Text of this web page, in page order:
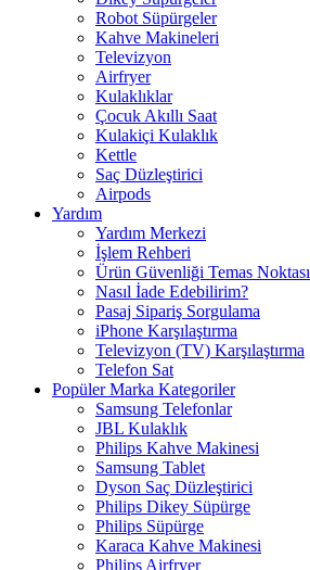
Robot Süpürgeler
Kahve Makineleri
Televizyon
Airfryer
Kulaklıklar
Çocuk Akıllı Saat
Kulakiçi Kulaklık
Kettle
Saç Düzleştirici
Airpods
Yardım
Yardım Merkezi
İşlem Rehberi
Ürün Güvenliği Temas Noktası
Nasıl İade Edebilirim?
Pasaj Sipariş Sorgulama
iPhone Karşılaştırma
Televizyon (TV) Karşılaştırma
Telefon Sat
Popüler Marka Kategoriler
Samsung Telefonlar
JBL Kulaklık
Philips Kahve Makinesi
Samsung Tablet
Dyson Saç Düzleştirici
Philips Dikey Süpürge
Philips Süpürge
Karaca Kahve Makinesi
Philips Airfryer